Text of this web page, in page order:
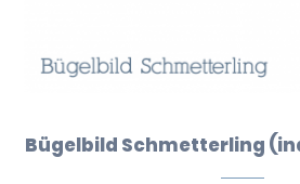
Bügelbild Schmetterling